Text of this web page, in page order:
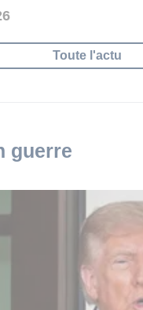
Toute l'actu
guerre